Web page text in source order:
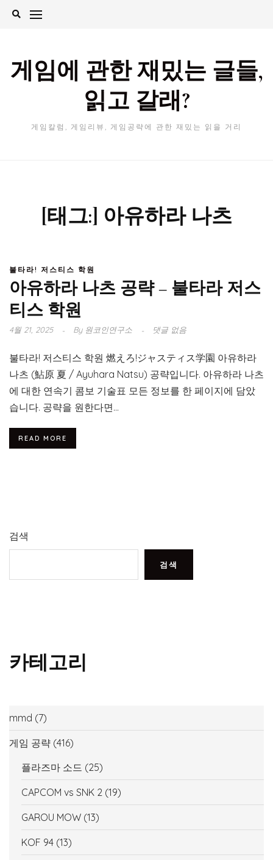
Skip
게임에 관한 재밌는 글들,
읽고 갈래?
게임칼럼, 게임리뷰, 게임공략에 관한 재밌는 읽을 거리
[태그:] 아유하라 나츠
불타라! 저스티스 학원
아유하라 나츠 공략 – 불타라 저스
티스 학원
4월 21, 2025 By원코인연구소 댓글 없음
불타라! 저스티스 학원 燃えろ!ジャスティス学園 아유하라
나츠 (鮎原 夏 / Ayuhara Natsu) 공략입니다. 아유하라 나츠
에 대한 연속기 콤보 기술표 모든 정보를 한 페이지에 담았
습니다. 공략을 원한다면...
READ MORE
검색
검색
카테고리
mmd (7)
게임 공략 (416)
플라즈마 소드 (25)
CAPCOM vs SNK 2 (19)
GAROU MOW (13)
KOF 94 (13)